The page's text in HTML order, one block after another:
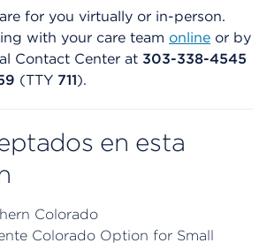
for you virtually or in-person.
with your care team online or by
Contact Center at 303-338-4545
(TTY 711).
en esta
Colorado
Colorado Option for Small